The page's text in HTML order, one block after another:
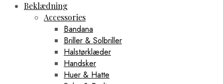
Beklædning
Accessories
Bandana
Briller & Solbriller
Halstørklæder
Handsker
Huer & Hatte